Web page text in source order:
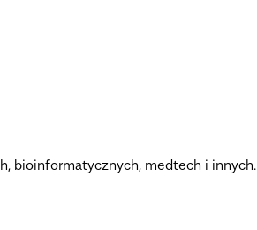
bioinformatycznych, medtech i innych.